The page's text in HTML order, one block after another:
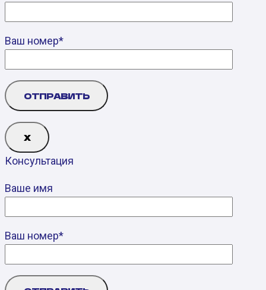
Ваш номер*
Х
Консультация
Ваше имя
Ваш номер*